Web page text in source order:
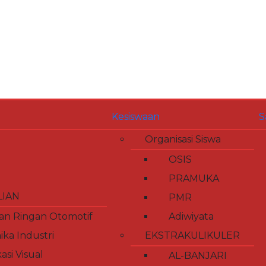
Ringan Otomotif
Industri
Visual
Kesiswaan
Organisasi Siswa
OSIS
PRAMUKA
PMR
Adiwiyata
EKSTRAKULIKULER
AL-BANJARI